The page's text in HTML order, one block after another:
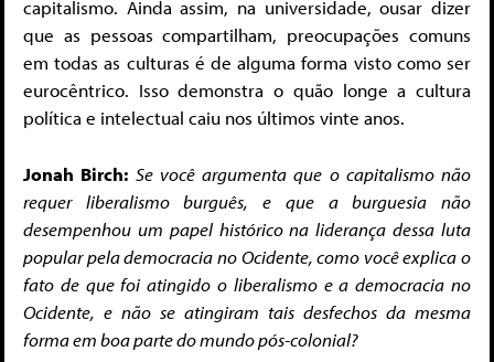
capitalismo. Ainda assim, na universidade, ousar dizer
que as pessoas compartilham, preocupações comuns
em todas as culturas é de alguma forma visto como ser
eurocêntrico. Isso demonstra o quão longe a cultura
política e intelectual caiu nos últimos vinte anos.
Jonah Birch: Se você argumenta que o capitalismo não
requer liberalismo burguês, e que a burguesia não
desempenhou um papel histórico na liderança dessa luta
popular pela democracia no Ocidente, como você explica o
fato de que foi atingido o liberalismo e a democracia no
Ocidente, e não se atingiram tais desfechos da mesma
forma em boa parte do mundo pós-colonial?